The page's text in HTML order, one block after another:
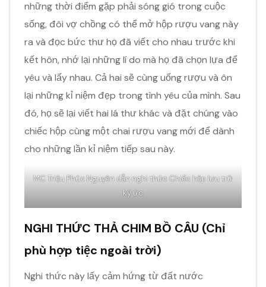
những thời điểm gặp phải sóng gió trong cuộc
sống, đôi vợ chồng có thể mở hộp rượu vang này
ra và đọc bức thư họ đã viết cho nhau trước khi
kết hôn, nhớ lại những lí do mà họ đã chọn lựa để
yêu và lấy nhau. Cả hai sẽ cùng uống rượu và ôn
lại những kỉ niệm đẹp trong tình yêu của mình. Sau
đó, họ sẽ lại viết hai lá thư khác và đặt chúng vào
chiếc hộp cùng một chai rượu vang mới để dành
cho những lần kỉ niệm tiếp sau này.
MC Triệu Phúc Nguyên dẫn nghi thức Chiếc hộp lưu trữ
ký ức
NGHI THỨC THẢ CHIM BỒ CÂU (Chỉ
phù hợp tiệc ngoài trời)
Nghi thức này lấy cảm hứng từ đất nước